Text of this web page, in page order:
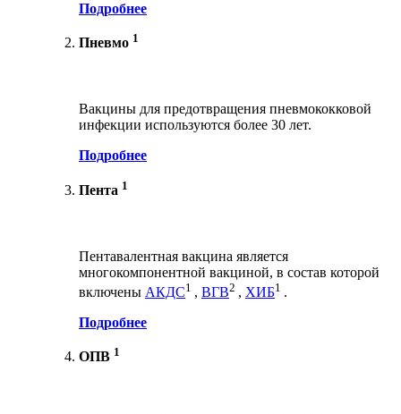
Подробнее
Пневмо 1
Вакцины для предотвращения пневмококковой
инфекции используются более 30 лет.
Подробнее
Пента 1
Пентавалентная вакцина является
многокомпонентной вакциной, в состав которой
включены АКДС1 , ВГВ2 , ХИБ1 .
Подробнее
ОПВ 1